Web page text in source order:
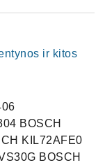
ir kitos
BOSCH
KIL72AFE0
BOSCH